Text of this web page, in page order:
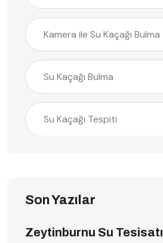
Kamera ile Su Kaçağı Bulma
Su Kaçağı Bulma
Su Kaçağı Tespiti
Son Yazılar
Zeytinburnu Su Tesisatı